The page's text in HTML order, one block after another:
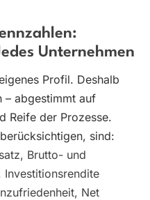
Unternehmen
Profil. Deshalb
– abgestimmt auf
Reife der Prozesse.
sind:
Brutto- und
Net